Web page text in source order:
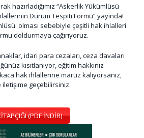
hazırladığımız “Askerlik Yükümlüsü
Durum Tespiti Formu” yayında!
olması sebebiyle çeşitli hak ihlalleri
doldurmaya çağırıyoruz.
idari para cezaları, ceza davaları
kısıtlanıyor, eğitim hakkınız
hak ihlallerine maruz kalıyorsanız,
geçebilirsiniz.
(PDF İNDİR)